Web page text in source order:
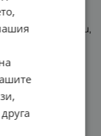
за здрави зъби,
се срещат
приемът на
на